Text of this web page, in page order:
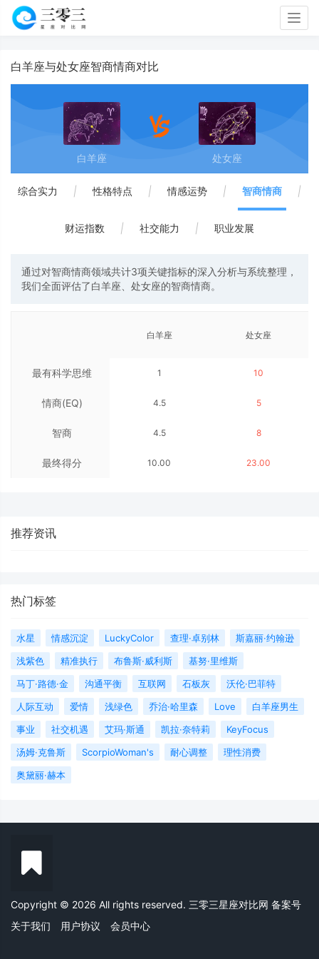
白羊座与处女座智商情商对比
白羊座 处女座
综合实力 | 性格特点 | 情感运势 | 智商情商 |
财运指数 | 社交能力 | 职业发展
通过对智商情商领域共计3项关键指标的深入分析与系统整理，
我们全面评估了白羊座、处女座的智商情商。
最有科学思维
情商(EQ)
智商
最终得分
白羊座
1
4.5
4.5
10.00
处女座
10
5
8
23.00
推荐资讯
热门标签
水星 情感沉淀 LuckyColor 查理·卓别林
斯嘉丽·约翰逊
浅紫色
精准执行 布鲁斯·威利斯
基努·里维斯
马丁·路德·金
沟通平衡 互联网 石板灰
沃伦·巴菲特
人际互动
爱情 浅绿色 乔治·哈里森 Love
白羊座男生
事业
社交机遇 艾玛·斯通 凯拉·奈特莉
KeyFocus
汤姆·克鲁斯
ScorpioWoman's 耐心调整
理性消费
奥黛丽·赫本
Copyright © 2026 All rights reserved. 三零三星座对比网 备案号
关于我们
用户协议 会员中心